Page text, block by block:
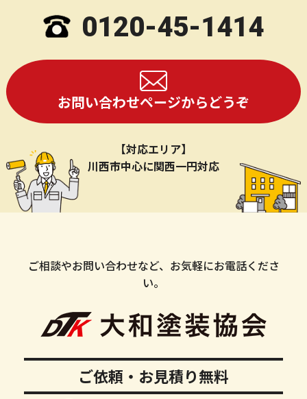
0120-45-1414
お問い合わせページからどうぞ
【対応エリア】
川西市中心に関西一円対応
ご相談やお問い合わせなど、お気軽にお電話くださ
い。
ご依頼・お見積り無料